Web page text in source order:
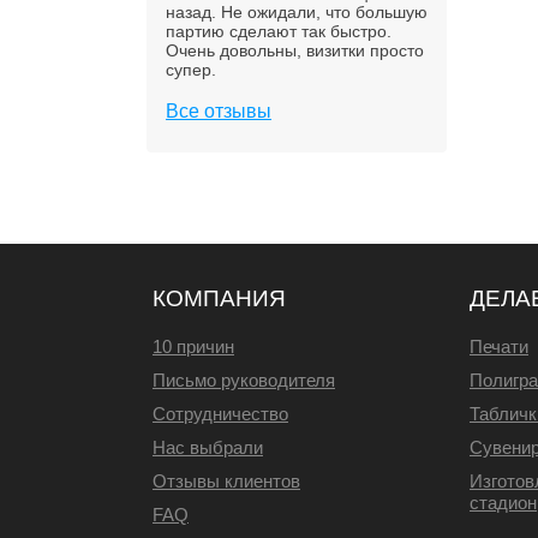
назад. Не ожидали, что большую
партию сделают так быстро.
Очень довольны, визитки просто
супер.
Все отзывы
КОМПАНИЯ
10 причин
Письмо руководителя
Сотрудничество
Нас выбрали
Отзывы клиентов
FAQ
Печати
стадион